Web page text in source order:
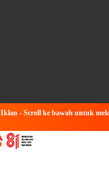
Iklan - Scroll ke bawah untuk